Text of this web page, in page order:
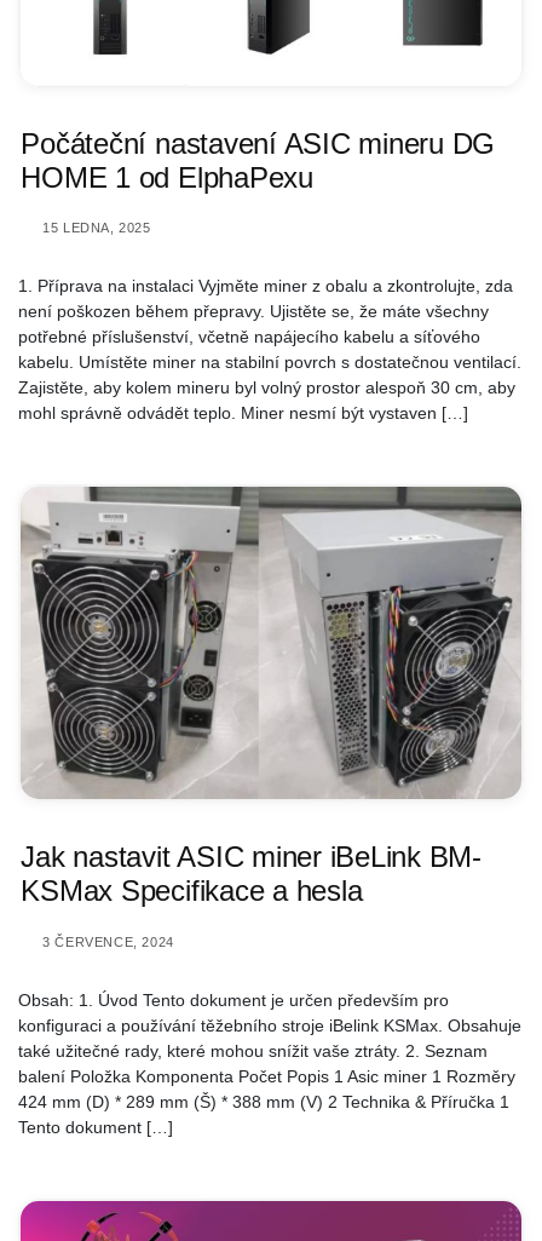
Počáteční nastavení ASIC mineru DG
HOME 1 od ElphaPexu
15 LEDNA, 2025
1. Příprava na instalaci Vyjměte miner z obalu a zkontrolujte, zda
není poškozen během přepravy. Ujistěte se, že máte všechny
potřebné příslušenství, včetně napájecího kabelu a síťového
kabelu. Umístěte miner na stabilní povrch s dostatečnou ventilací.
Zajistěte, aby kolem mineru byl volný prostor alespoň 30 cm, aby
mohl správně odvádět teplo. Miner nesmí být vystaven […]
Jak nastavit ASIC miner iBeLink BM-
KSMax Specifikace a hesla
3 ČERVENCE, 2024
Obsah: 1. Úvod Tento dokument je určen především pro
konfiguraci a používání těžebního stroje iBelink KSMax. Obsahuje
také užitečné rady, které mohou snížit vaše ztráty. 2. Seznam
balení Položka Komponenta Počet Popis 1 Asic miner 1 Rozměry
424 mm (D) * 289 mm (Š) * 388 mm (V) 2 Technika & Příručka 1
Tento dokument […]